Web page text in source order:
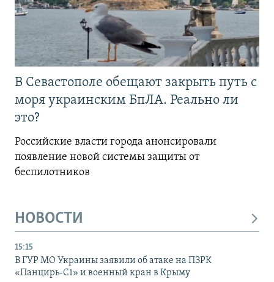
В Севастополе обещают закрыть путь с
моря украинским БпЛА. Реально ли
это?
Российские власти города анонсировали
появление новой системы защиты от
беспилотников
НОВОСТИ
15:15
В ГУР МО Украины заявили об атаке на ПЗРК
«Панцирь-С1» и военный кран в Крыму